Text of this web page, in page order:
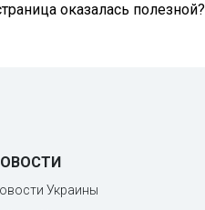
оказалась полезной?
Украины